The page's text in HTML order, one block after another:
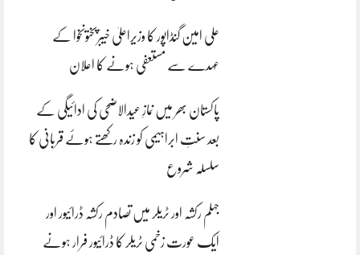
علی امین گنڈاپور کا وزیراعلیٰ خیبرپختونخوا کے
عہدے سے مستعفی ہونے کا اعلان
پاکستان بھر میں نمازِ عیدالاضحی کی ادائیگی کے
بعد سنتِ ابراہیمی کو زندہ رکھتے ہوئے قربانی کا
سلسلہ شروع
جہلم رکشہ اور ٹریلر میں تصادم رکشہ ڈرائیور اور
ایک عورت زخمی ٹریلر کا ڈرائیور فرار ہونے